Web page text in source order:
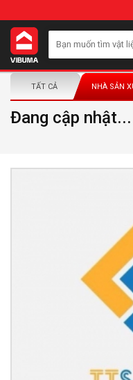
TẤT CẢ NHÀ SẢN
Đang cập nhật...